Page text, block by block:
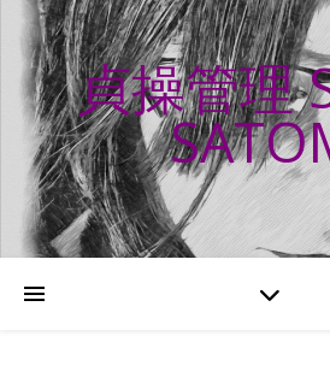
貞操管理